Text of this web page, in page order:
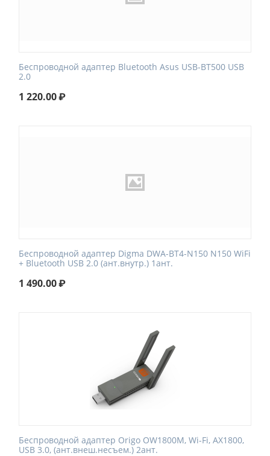
Беспроводной адаптер Bluetooth Asus USB-BT500 USB
2.0
1 220.00₽
Беспроводной адаптер Digma DWA-BT4-N150 N150 WiFi
+ Bluetooth USB 2.0 (ант.внутр.) 1ант.
1 490.00₽
Беспроводной адаптер Origo OW1800M, Wi-Fi, AX1800,
USB 3.0, (ант.внеш.несъем.) 2ант.